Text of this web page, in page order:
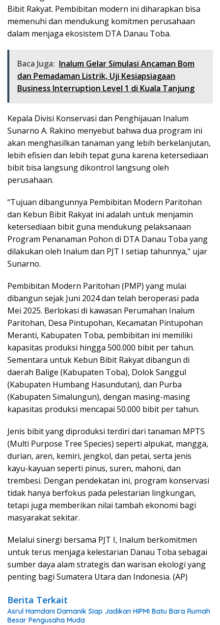
Bibit Rakyat. Pembibitan modern ini diharapkan bisa
memenuhi dan mendukung komitmen perusahaan
dalam menjaga ekosistem DTA Danau Toba.
Baca Juga: Inalum Gelar Simulasi Ancaman Bom
dan Pemadaman Listrik, Uji Kesiapsiagaan
Business Interruption Level 1 di Kuala Tanjung
Kepala Divisi Konservasi dan Penghijauan Inalum
Sunarno A. Rakino menyebut bahwa dua program ini
akan menghasilkan tanaman yang lebih berkelanjutan,
lebih efisien dan lebih tepat guna karena ketersediaan
bibit bisa langsung dikontrol langsung oleh
perusahaan.
“Tujuan dibangunnya Pembibitan Modern Paritohan
dan Kebun Bibit Rakyat ini adalah untuk menjamin
ketersediaan bibit guna mendukung pelaksanaan
Program Penanaman Pohon di DTA Danau Toba yang
dilakukan oleh Inalum dan PJT I setiap tahunnya,” ujar
Sunarno.
Pembibitan Modern Paritohan (PMP) yang mulai
dibangun sejak Juni 2024 dan telah beroperasi pada
Mei 2025. Berlokasi di kawasan Perumahan Inalum
Paritohan, Desa Pintupohan, Kecamatan Pintupohan
Meranti, Kabupaten Toba, pembibitan ini memiliki
kapasitas produksi hingga 500.000 bibit per tahun.
Sementara untuk Kebun Bibit Rakyat dibangun di
daerah Balige (Kabupaten Toba), Dolok Sanggul
(Kabupaten Humbang Hasundutan), dan Purba
(Kabupaten Simalungun), dengan masing-masing
kapasitas produksi mencapai 50.000 bibit per tahun.
Jenis bibit yang diproduksi terdiri dari tanaman MPTS
(Multi Purpose Tree Species) seperti alpukat, mangga,
durian, aren, kemiri, jengkol, dan petai, serta jenis
kayu-kayuan seperti pinus, suren, mahoni, dan
trembesi. Dengan pendekatan ini, program konservasi
tidak hanya berfokus pada pelestarian lingkungan,
tetapi juga memberikan nilai tambah ekonomi bagi
masyarakat sekitar.
Melalui sinergi bersama PJT I, Inalum berkomitmen
untuk terus menjaga kelestarian Danau Toba sebagai
sumber daya alam strategis dan warisan ekologi yang
penting bagi Sumatera Utara dan Indonesia. (AP)
Berita Terkait
Asrul Hamdani Damanik Siap Jadikan HIPMI Batu Bara Rumah
Besar Pengusaha Muda